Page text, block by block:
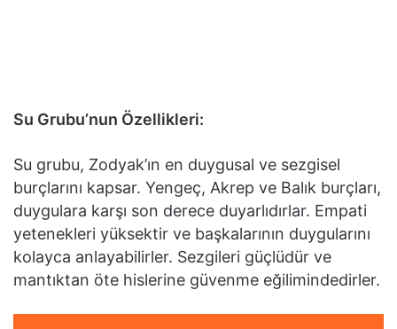
Su Grubu’nun Özellikleri:
Su grubu, Zodyak’ın en duygusal ve sezgisel
burçlarını kapsar. Yengeç, Akrep ve Balık burçları,
duygulara karşı son derece duyarlıdırlar. Empati
yetenekleri yüksektir ve başkalarının duygularını
kolayca anlayabilirler. Sezgileri güçlüdür ve
mantıktan öte hislerine güvenme eğilimindedirler.